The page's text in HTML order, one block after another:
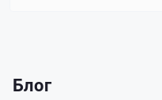
Блог